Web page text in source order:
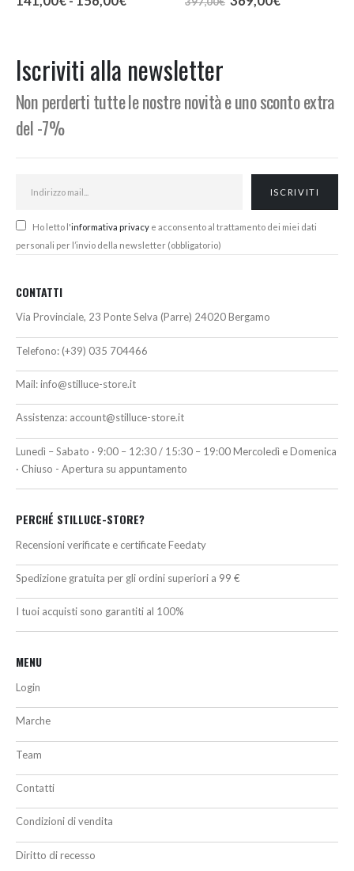
a
156,00€
prezzo
Iscriviti alla newsletter
Non perderti tutte le nostre novità e uno sconto extra
del -7%
Ho letto l'informativa privacy e acconsento al trattamento dei miei dati
personali per l’invio della newsletter (obbligatorio)
CONTATTI
Via Provinciale, 23 Ponte Selva (Parre) 24020 Bergamo
Telefono: (+39) 035 704466
Mail:info@stilluce-store.it
Assistenza: account@stilluce-store.it
Lunedì – Sabato · 9:00 – 12:30 / 15:30 – 19:00 Mercoledì e Domenica
· Chiuso - Apertura su appuntamento
PERCHÉ STILLUCE-STORE?
Recensioni verificate e certificate Feedaty
Spedizione gratuita per gli ordini superiori a 99 €
I tuoi acquisti sono garantiti al 100%
MENU
Login
Marche
Team
Contatti
Condizioni di vendita
Diritto di recesso